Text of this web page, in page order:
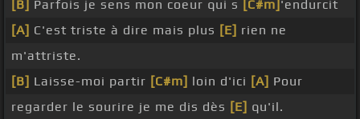
[B] Parfois je sens mon coeur qui s [C#m] 'endurcit
[A] C'est triste à dire mais plus [E] rien ne
m'attriste.
[B] Laisse-moi partir [C#m] loin d'ici [A] Pour
regarder le sourire je me dis dès [E] qu'il.